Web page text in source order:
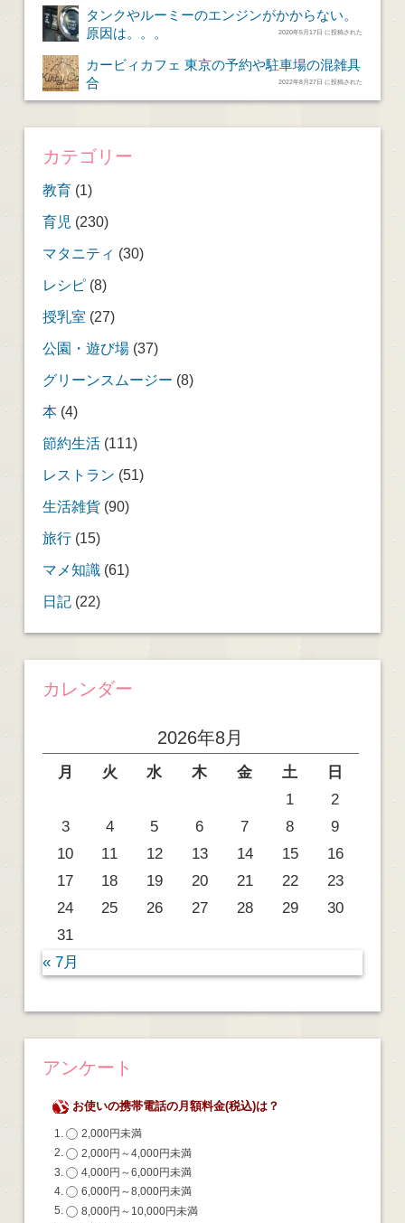
タンクやルーミーのエンジンがかからない。
原因は。。。
2020年5月17日 に投稿された
カービィカフェ 東京の予約や駐車場の混雑具
合
2022年8月27日 に投稿された
カテゴリー
教育(1)
育児 (230)
マタニティ (30)
レシピ(8)
授乳室 (27)
公園・遊び場(37)
グリーンスムージー (8)
本(4)
節約生活(111)
レストラン (51)
生活雑貨(90)
旅行(15)
マメ知識 (61)
日記 (22)
カレンダー
2026年8月
月 火 水 木 金 土
日
1
2
3
4 5 6 7 8
9
10
11 12 13 14 15
16
17
18 19 20 21 22
23
24
25 26 27 28 29
30
31
« 7月
アンケート
お使いの携帯電話の月額料金(税込)は？
2,000円未満
2,000円～4,000円未満
4,000円～6,000円未満
6,000円～8,000円未満
8,000円～10,000円未満